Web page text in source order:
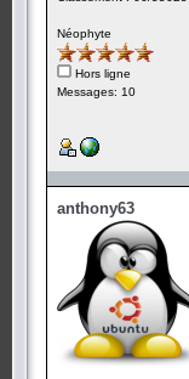
Néophyte
Hors ligne
Messages: 10
anthony63